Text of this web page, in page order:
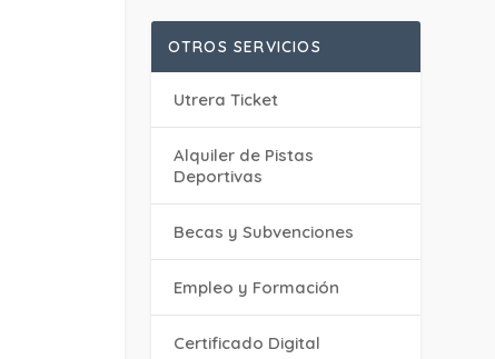
OTROS SERVICIOS
Utrera Ticket
Alquiler de Pistas
Deportivas
Becas y Subvenciones
Empleo y Formación
Certificado Digital